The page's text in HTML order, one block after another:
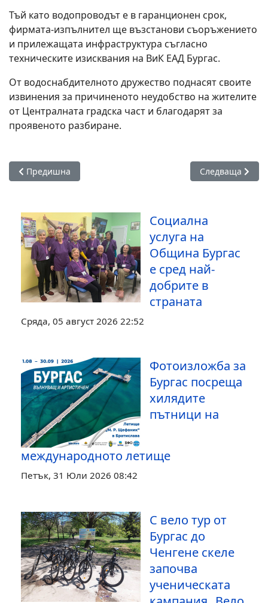
Тъй като водопроводът е в гаранционен срок,
фирмата-изпълнител ще възстанови съоръжението
и прилежащата инфраструктура съгласно
техническите изисквания на ВиК ЕАД Бургас.
От водоснабдителното дружество поднасят своите
извинения за причиненото неудобство на жителите
от Централната градска част и благодарят за
проявеното разбиране.
Предишна статия: Бургас започва процедура по
Предишна Следваща
Следваща
Социална
услуга на
Община Бургас
е сред най-
добрите в
страната
Сряда, 05 август 2026 22:52
Фотоизложба за
Бургас посреща
хилядите
пътници на
международното летище
Петък, 31 Юли 2026 08:42
С вело тур от
Бургас до
Ченгене скеле
започва
ученическата